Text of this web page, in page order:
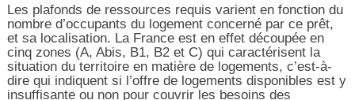
Les plafonds de ressources requis varient en fonction du
nombre d’occupants du logement concerné par ce prêt,
et sa localisation. La France est en effet découpée en
cinq zones (A, Abis, B1, B2 et C) qui caractérisent la
situation du territoire en matière de logements, c’est-à-
dire qui indiquent si l’offre de logements disponibles est y
insuffisante ou non pour couvrir les besoins des